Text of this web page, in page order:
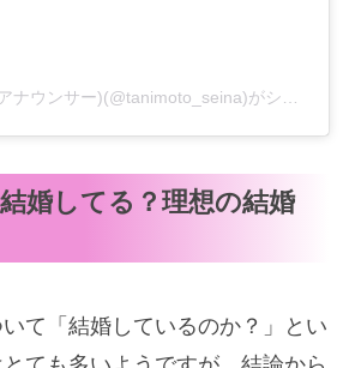
婚してる？理想の結婚
て「結婚しているのか？」とい